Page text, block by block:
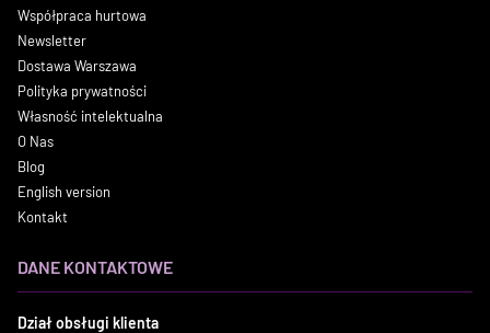
Współpraca hurtowa
Newsletter
Dostawa Warszawa
Polityka prywatności
Własność intelektualna
O Nas
Blog
English version
Kontakt
DANE KONTAKTOWE
Dział obsługi klienta